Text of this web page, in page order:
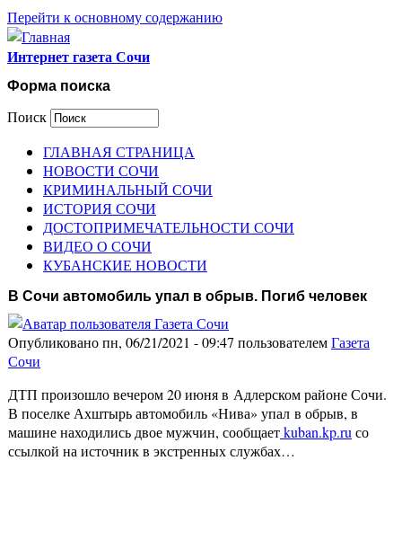
Перейти к основному содержанию
Интернет газета Сочи
Форма поиска
Поиск
ГЛАВНАЯ СТРАНИЦА
НОВОСТИ СОЧИ
КРИМИНАЛЬНЫЙ СОЧИ
ИСТОРИЯ СОЧИ
ДОСТОПРИМЕЧАТЕЛЬНОСТИ СОЧИ
ВИДЕО О СОЧИ
КУБАНСКИЕ НОВОСТИ
В Сочи автомобиль упал в обрыв. Погиб человек
Опубликовано пн, 06/21/2021 - 09:47 пользователемГазета
Сочи
ДТП произошло вечером 20 июня в Адлерском районе Сочи.
В поселке Ахштырь автомобиль «Нива» упал в обрыв, в
машине находились двое мужчин, сообщаетkuban.kp.ruсо
ссылкой на источник в экстренных службах…